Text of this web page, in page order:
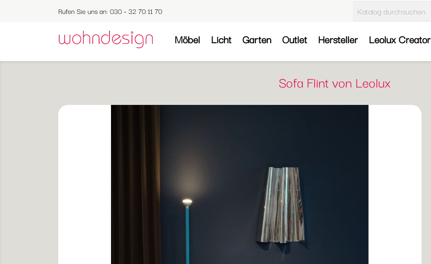
Rufen Sie uns an: 030 - 32 70 11 70
Möbel Licht Garten Outlet Hersteller Leolux Creator
Sofa Flint von Leolux